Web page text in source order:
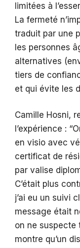
limitées à
La fermeté
traduit par une
les personnes
alternatives
tiers de
et qui évite les
Camille Hosni,
l’expérience :
en visio avec
certificat de
par valise
C’était plus
j’ai eu un suivi
message était
on ne suspecte
montre qu’un